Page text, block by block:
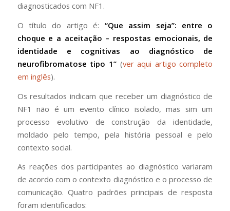
diagnosticados com NF1.
O título do artigo é: “Que assim seja”: entre o
choque e a aceitação – respostas emocionais, de
identidade e cognitivas ao diagnóstico de
neurofibromatose tipo 1” (ver aqui artigo completo
em inglês).
Os resultados indicam que receber um diagnóstico de
NF1 não é um evento clínico isolado, mas sim um
processo evolutivo de construção da identidade,
moldado pelo tempo, pela história pessoal e pelo
contexto social.
As reações dos participantes ao diagnóstico variaram
de acordo com o contexto diagnóstico e o processo de
comunicação. Quatro padrões principais de resposta
foram identificados: